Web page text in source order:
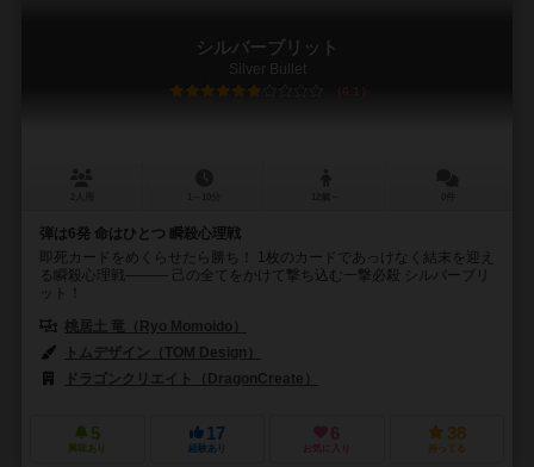
シルバーブリット
Silver Bullet
6.1
弾は6発 命はひとつ 瞬殺心理戦
即死カードをめくらせたら勝ち！ 1枚のカードであっけなく結末を迎え
る瞬殺心理戦——— 己の全てをかけて撃ち込む一撃必殺 シルバーブリ
ット！
桃居土 竜（Ryo Momoido）
トムデザイン（TOM Design）
ドラゴンクリエイト（DragonCreate）
5
興味あり
17
経験あり
6
お気に入り
38
持ってる